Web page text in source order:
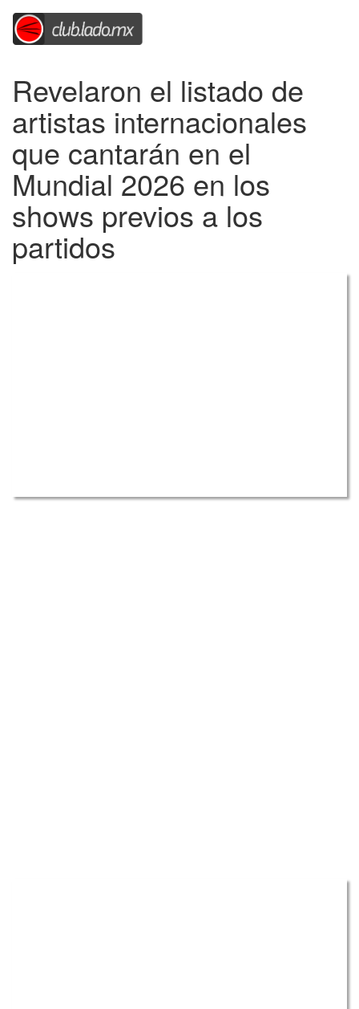
Revelaron el listado de
artistas internacionales
que cantarán en el
Mundial 2026 en los
shows previos a los
partidos